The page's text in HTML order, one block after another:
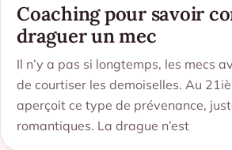
Coaching pour savoir
draguer un mec
Il n’y a pas si longtemps, les mecs
de courtiser les demoiselles. Au
aperçoit ce type de prévenance,
romantiques. La drague n’est